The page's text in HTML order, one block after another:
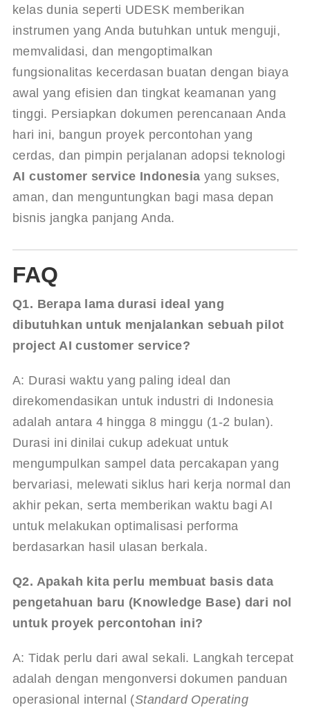
kelas dunia seperti UDESK memberikan
instrumen yang Anda butuhkan untuk menguji,
memvalidasi, dan mengoptimalkan
fungsionalitas kecerdasan buatan dengan biaya
awal yang efisien dan tingkat keamanan yang
tinggi. Persiapkan dokumen perencanaan Anda
hari ini, bangun proyek percontohan yang
cerdas, dan pimpin perjalanan adopsi teknologi
AI customer service Indonesia yang sukses,
aman, dan menguntungkan bagi masa depan
bisnis jangka panjang Anda.
FAQ
Q1. Berapa lama durasi ideal yang
dibutuhkan untuk menjalankan sebuah pilot
project AI customer service?
A: Durasi waktu yang paling ideal dan
direkomendasikan untuk industri di Indonesia
adalah antara 4 hingga 8 minggu (1-2 bulan).
Durasi ini dinilai cukup adekuat untuk
mengumpulkan sampel data percakapan yang
bervariasi, melewati siklus hari kerja normal dan
akhir pekan, serta memberikan waktu bagi AI
untuk melakukan optimalisasi performa
berdasarkan hasil ulasan berkala.
Q2. Apakah kita perlu membuat basis data
pengetahuan baru (Knowledge Base) dari nol
untuk proyek percontohan ini?
A: Tidak perlu dari awal sekali. Langkah tercepat
adalah dengan mengonversi dokumen panduan
operasional internal (Standard Operating